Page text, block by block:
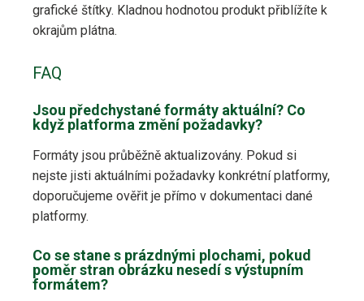
grafické štítky. Kladnou hodnotou produkt přiblížíte k
okrajům plátna.
FAQ
Jsou předchystané formáty aktuální? Co
když platforma změní požadavky?
Formáty jsou průběžně aktualizovány. Pokud si
nejste jisti aktuálními požadavky konkrétní platformy,
doporučujeme ověřit je přímo v dokumentaci dané
platformy.
Co se stane s prázdnými plochami, pokud
poměr stran obrázku nesedí s výstupním
formátem?